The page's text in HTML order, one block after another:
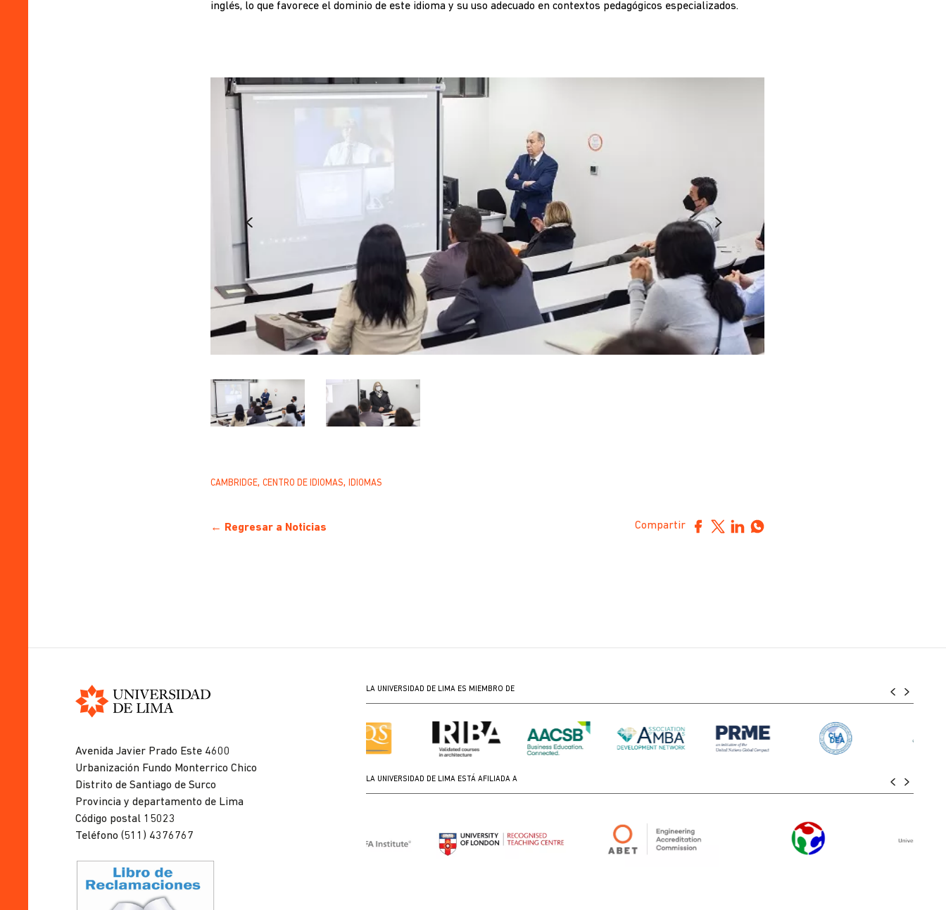
inglés, lo que favorece el dominio de este idioma y su uso adecuado en contextos pedagógicos especializados.
CAMBRIDGE, CENTRO DE IDIOMAS, IDIOMAS
Compartir
← Regresar a Noticias
Avenida Javier Prado Este 4600
Urbanización Fundo Monterrico Chico
Distrito de Santiago de Surco
Provincia y departamento de Lima
Código postal 15023
Teléfono (511) 4376767
LA UNIVERSIDAD DE LIMA ES MIEMBRO DE
LA UNIVERSIDAD DE LIMA ESTÁ AFILIADA A